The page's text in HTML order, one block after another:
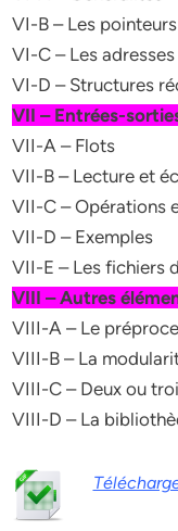
VI-B – Les
VI-C – Les
VI-D – Structures
VII – Entrées-
VII-A – Flots
VII-B – Lecture et
VII-C – Opérations
VII-D – Exemples
VII-E – Les fichiers
VIII – Autres
VIII-A – Le
VIII-B – La
VIII-C – Deux ou
VIII-D – La